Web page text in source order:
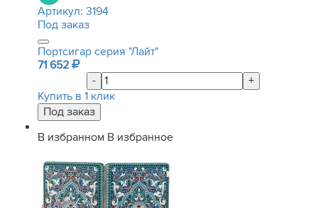
Артикул: 3194
Под заказ
Портсигар серия "Лайт"
71 652
-
+
Купить в 1 клик
В избранном В избранное